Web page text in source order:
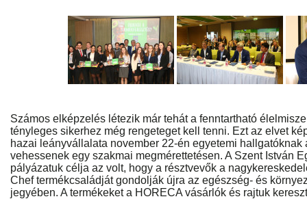
Számos elképzelés létezik már tehát a fenntartható
tényleges sikerhez még rengeteget kell tenni. Ezt az elvet
hazai leányvállalata november 22-én egyetemi hallgatóknak
vehessenek egy szakmai megmérettetésen. A Szent István
pályázatuk célja az volt, hogy a résztvevők a
Chef termékcsaládját gondolják újra az egészség- és
jegyében. A termékeket a HORECA vásárlók és rajtuk